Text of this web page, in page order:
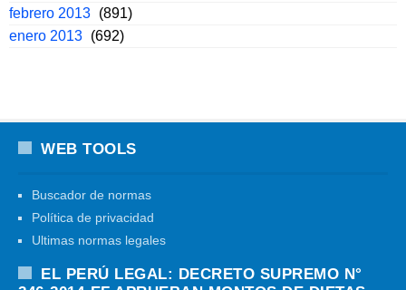
febrero 2013 (891)
enero 2013 (692)
WEB TOOLS
Buscador de normas
Política de privacidad
Ultimas normas legales
EL PERÚ LEGAL: DECRETO SUPREMO N°